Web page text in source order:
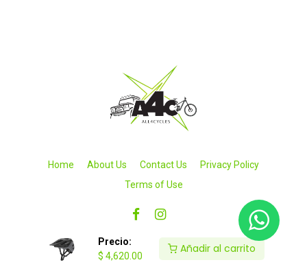
Precio:
$ 4,620.00
Añadir al carrito
Home About Us Contact Us
Privacy Policy
Terms of Use
Copyright © 2026 All4cycles SA de CV. Todos los derechos